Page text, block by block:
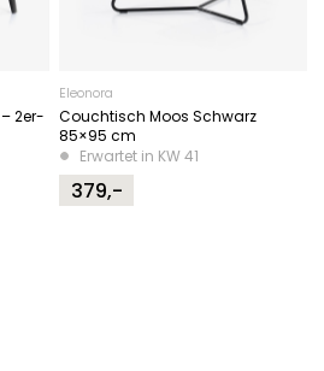
2er-
Eleonora
Couchtisch Moos Schwarz
85×95 cm
Erwartet in KW 41
379,-